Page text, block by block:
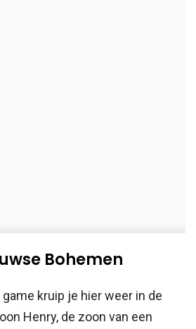
Bohemen
kruip je hier weer in de
Henry, de zoon van een